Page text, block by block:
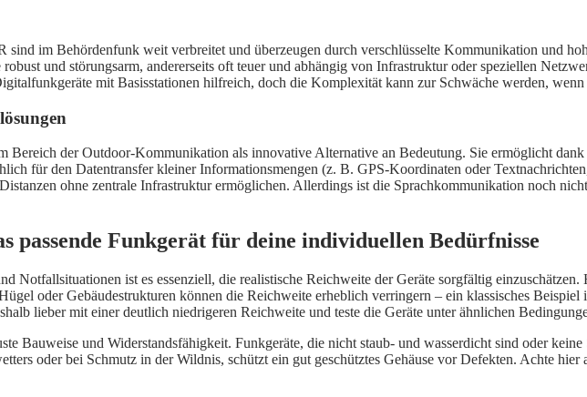
im Behördenfunk weit verbreitet und überzeugen durch verschlüsselte Kommunikation und
und störungsarm, andererseits oft teuer und abhängig von Infrastruktur oder speziellen
mit Basisstationen hilfreich, doch die Komplexität kann zur Schwäche werden,
der Outdoor-Kommunikation als innovative Alternative an Bedeutung. Sie ermöglicht
für den Datentransfer kleiner Informationsmengen (z. B. GPS-Koordinaten oder
ohne zentrale Infrastruktur ermöglichen. Allerdings ist die Sprachkommunikation noch
passende Funkgerät für deine individuellen Bedürfnisse
Notfallsituationen ist es essenziell, die realistische Reichweite der Geräte sorgfältig
oder Gebäudestrukturen können die Reichweite erheblich verringern – ein klassisches
lieber mit einer deutlich niedrigeren Reichweite und teste die Geräte unter ähnlichen
Bauweise und Widerstandsfähigkeit. Funkgeräte, die nicht staub- und wasserdicht sind oder
oder bei Schmutz in der Wildnis, schützt ein gut geschütztes Gehäuse vor Defekten. Achte